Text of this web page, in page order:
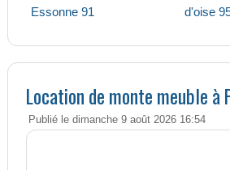
Essonne 91
d'oise
Location de monte meuble à
Publié le dimanche 9 août 2026 16:54